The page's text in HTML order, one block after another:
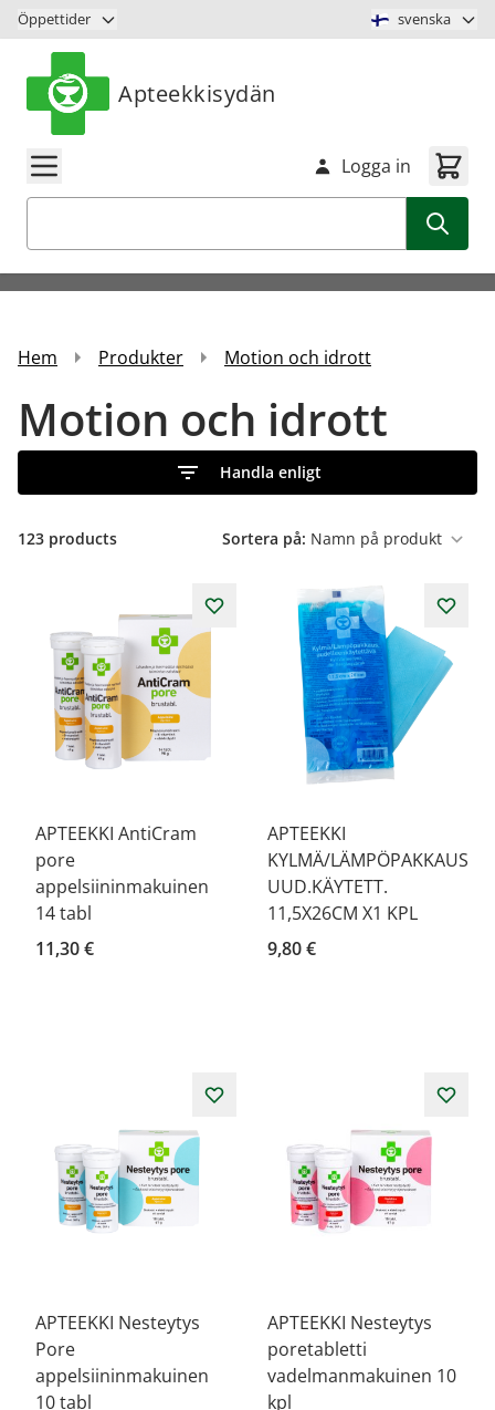
Hoppa till innehåll
Öppettider svenska
Apteekkisydän
Logga in
Hem Produkter Motion och idrott
Motion och idrott
Handla enligt
123 products Sortera på:
APTEEKKI AntiCram
pore
appelsiininmakuinen
14 tabl
11,30 €
APTEEKKI
KYLMÄ/LÄMPÖPAKKAUS
UUD.KÄYTETT.
11,5X26CM X1 KPL
9,80 €
APTEEKKI Nesteytys
Pore
appelsiininmakuinen
10 tabl
APTEEKKI Nesteytys
poretabletti
vadelmanmakuinen 10
kpl